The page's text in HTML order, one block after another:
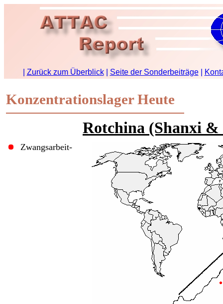
Konzentrationslager Heute
Rotchina (Shanxi &
Zwangsarbeit-